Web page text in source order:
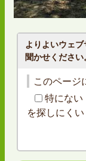
よりよいウェ
聞かせください
このページ
特にない
を探しにくい